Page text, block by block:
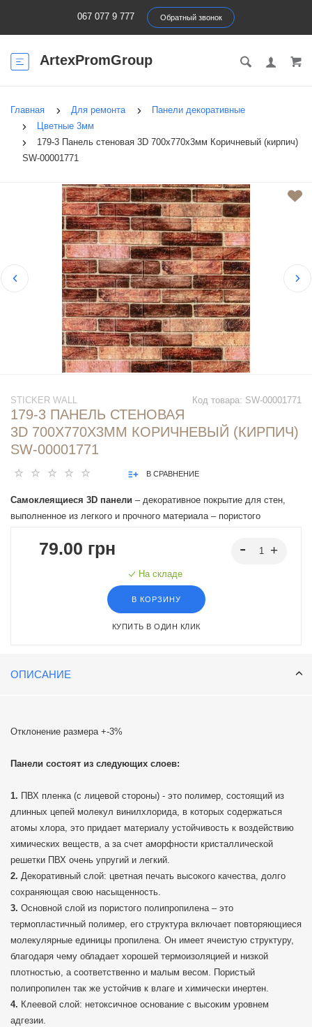
067 077 9 777 Обратный звонок
ArtexPromGroup
Главная Для ремонта
Панели декоративные
Цветные 3мм
179-3 Панель стеновая 3D 700х770х3мм Коричневый (кирпич)
SW-00001771
Код товара: SW-00001771
STICKER WALL
179-3 ПАНЕЛЬ СТЕНОВАЯ
3D 700Х770Х3ММ КОРИЧНЕВЫЙ (КИРПИЧ)
SW-00001771
В СРАВНЕНИЕ
Самоклеящиеся 3D панели – декоративное покрытие для стен,
выполненное из легкого и прочного материала – пористого
в виде кирпичей в широком разнообразии цветовой гаммы и
необходимости применения дополнительных материалов.
79.00 грн
На складе
В КОРЗИНУ
КУПИТЬ В ОДИН КЛИК
ОПИСАНИЕ
Отклонение размера +-3%
Панели состоят из следующих слоев:
ПВХ пленка (с лицевой стороны) - это полимер, состоящий из
длинных цепей молекул винилхлорида, в которых содержаться
атомы хлора, это придает материалу устойчивость к воздействию
химических веществ, а за счет аморфности кристаллической
решетки ПВХ очень упругий и легкий.
Декоративный слой: цветная печать высокого качества, долго
сохраняющая свою насыщенность.
Основной слой из пористого полипропилена – это
термопластичный полимер, его структура включает повторяющиеся
молекулярные единицы пропилена. Он имеет ячеистую структуру,
благодаря чему обладает хорошей термоизоляцией и низкой
плотностью, а соответственно и малым весом. Пористый
полипропилен так же устойчив к влаге и химически инертен.
Клеевой слой: нетоксичное основание с высоким уровнем
адгезии.